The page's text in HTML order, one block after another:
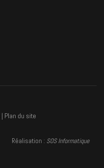
| Plan du site
Réalisation : SOS Informatique